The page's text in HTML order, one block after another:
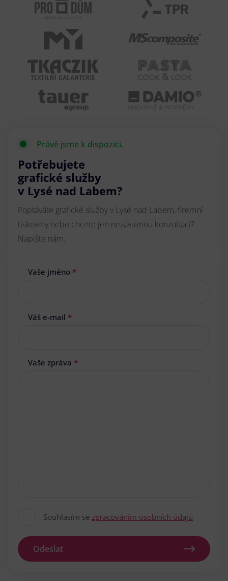
Právě jsme k dispozici.
Potřebujete
grafické služby
v Lysé nad Labem?
Poptáváte grafické služby v Lysé nad Labem, firemní
tiskoviny nebo chcete jen nezávaznou konzultaci?
Napište nám.
Vaše jméno *
Váš e-mail *
Vaše zpráva *
Souhlasím se zpracováním osobních údajů
Odeslat